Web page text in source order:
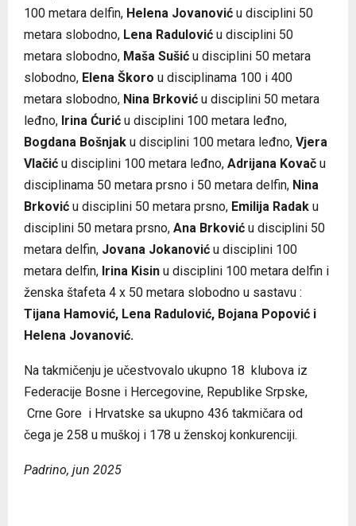
100 metara delfin, Helena Jovanović u disciplini 50
metara slobodno, Lena Radulović u disciplini 50
metara slobodno, Maša Sušić u disciplini 50 metara
slobodno, Elena Škoro u disciplinama 100 i 400
metara slobodno, Nina Brković u disciplini 50 metara
leđno, Irina Ćurić u disciplini 100 metara leđno,
Bogdana Bošnjak u disciplini 100 metara leđno, Vjera
Vlačić u disciplini 100 metara leđno, Adrijana Kovač u
disciplinama 50 metara prsno i 50 metara delfin, Nina
Brković u disciplini 50 metara prsno, Emilija Radak u
disciplini 50 metara prsno, Ana Brković u disciplini 50
metara delfin, Jovana Jokanović u disciplini 100
metara delfin, Irina Kisin u disciplini 100 metara delfin i
ženska štafeta 4 x 50 metara slobodno u sastavu :
Tijana Hamović, Lena Radulović, Bojana Popović i
Helena Jovanović.
Na takmičenju je učestvovalo ukupno 18 klubova iz
Federacije Bosne i Hercegovine, Republike Srpske,
Crne Gore i Hrvatske sa ukupno 436 takmičara od
čega je 258 u muškoj i 178 u ženskoj konkurenciji.
Padrino, jun 2025